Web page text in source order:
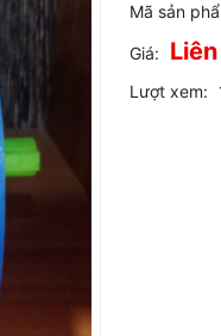
Mã sản
Giá:
Lượt xem: